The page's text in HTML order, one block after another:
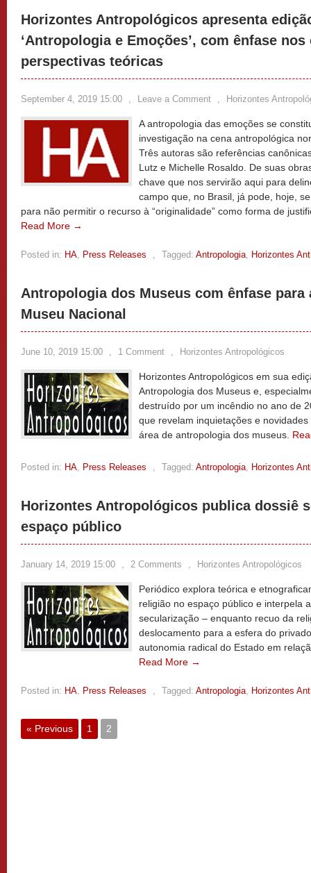
Horizontes Antropológicos apresenta
‘Antropologia e Emoções’, com ênfase
perspectivas teóricas
September 4, 2019 15:00 , Leave a Comment , Horizontes
A antropologia das emoções se
investigação na cena antropológica
Três autoras são referências
Lutz e Michelle Rosaldo. De suas
chave que nos servirão aqui para
campo que, no Brasil, já pode, hoje,
para não permitir o recurso à “originalidade” como forma de
Read More →
Posted in: HA, Press Releases , Tagged: Antropologia, Horizontes
Antropologia dos Museus com ênfase para
Museu Nacional
June 10, 2019 15:00 , 1 Comment , Horizontes Antropológicos
Horizontes Antropológicos em sua
Antropologia dos Museus e,
destruído por um incêndio no ano de
que revelam inquietações e
área de antropologia dos museus.
Posted in: HA, Press Releases , Tagged: Antropologia, Horizontes
Horizontes Antropológicos publica dossiê
espaço público
January 14, 2019 15:00 , 2 Comments , Horizontes Antropológicos
Periódico explora teórica e
religião no espaço público e interpela
secularização – enquanto recuo da
deslocamento para a esfera do
autonomia radical do Estado em
Read More →
Posted in: HA, Press Releases , Tagged: Antropologia, Horizontes
« Previous 1 2